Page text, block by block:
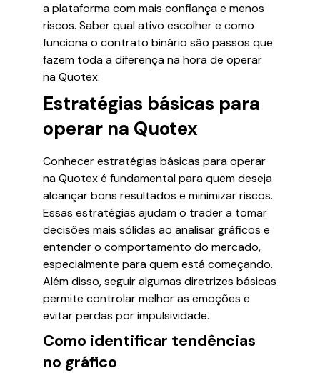
a plataforma com mais confiança e menos
riscos. Saber qual ativo escolher e como
funciona o contrato binário são passos que
fazem toda a diferença na hora de operar
na Quotex.
Estratégias básicas para
operar na Quotex
Conhecer estratégias básicas para operar
na Quotex é fundamental para quem deseja
alcançar bons resultados e minimizar riscos.
Essas estratégias ajudam o trader a tomar
decisões mais sólidas ao analisar gráficos e
entender o comportamento do mercado,
especialmente para quem está começando.
Além disso, seguir algumas diretrizes básicas
permite controlar melhor as emoções e
evitar perdas por impulsividade.
Como identificar tendências
no gráfico